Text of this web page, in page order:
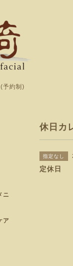
予約制)
休日カ
指定なし
定休日
ニ
ア